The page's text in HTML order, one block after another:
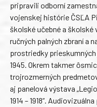
pripravili odborní
vojenskej histórie ČSĽA
školské učebné a
ručných palných zbraní a
prostriedky
1945. Okrem takmer
trojrozmerných
aj panelová výstava
1914 – 1918“.